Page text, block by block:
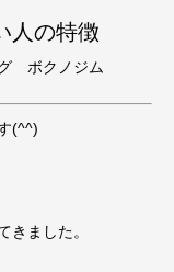
人の特徴
ボクノジム
(^^)
きました。